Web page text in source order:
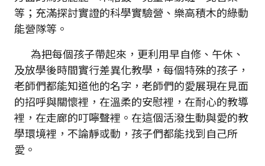
等；充滿探討實證的科學實驗營、樂高積木的綠動
能營隊等。
為把每個孩子帶起來，更利用早自修、午休、
及放學後時間實行差異化教學，每個特殊的孩子，
老師們都能知道他的名字，老師們的愛展現在見面
的招呼與關懷裡，在溫柔的安慰裡，在耐心的教導
裡，在走廊的叮嚀聲裡。在這個活潑生動與愛的教
學環境裡，不論靜或動，孩子們都能找到自己所
愛。